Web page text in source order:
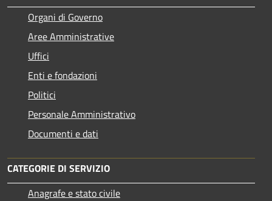
Organi di Governo
Aree Amministrative
Uffici
Enti e fondazioni
Politici
Personale Amministrativo
Documenti e dati
CATEGORIE DI SERVIZIO
Anagrafe e stato civile